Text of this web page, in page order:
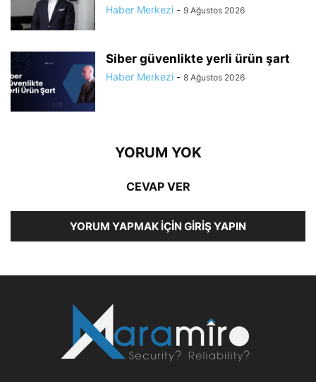
Haber Merkezi - 9 Ağustos 2026
Siber güvenlikte yerli ürün şart
Haber Merkezi - 8 Ağustos 2026
YORUM YOK
CEVAP VER
YORUM YAPMAK İÇIN GIRIŞ YAPIN